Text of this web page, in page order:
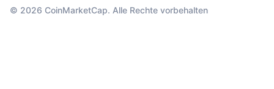
© 2026 CoinMarketCap. Alle Rechte vorbehalten